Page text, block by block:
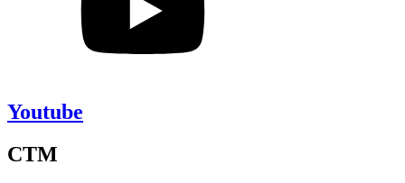
Youtube
CTM